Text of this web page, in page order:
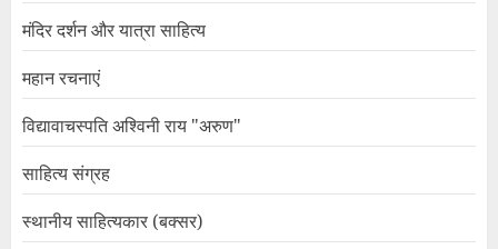
मंदिर दर्शन और यात्रा साहित्य
महान रचनाएं
विद्यावाचस्पति अश्विनी राय "अरुण"
साहित्य संग्रह
स्थानीय साहित्यकार (बक्सर)